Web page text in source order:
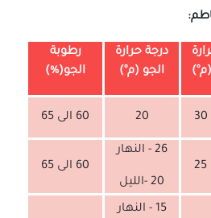
درجة حرارة
الجو (م°)
رطوبة
الجو(%)
20 60 الى 65
26 - النهار
20 -الليل
60 الى 65
15 - النهار